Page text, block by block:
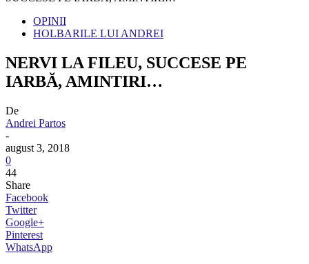
OPINII
HOLBARILE LUI ANDREI
NERVI LA FILEU, SUCCESE PE
IARBĂ, AMINTIRI…
De
Andrei Partos
-
august 3, 2018
0
44
Share
Facebook
Twitter
Google+
Pinterest
WhatsApp